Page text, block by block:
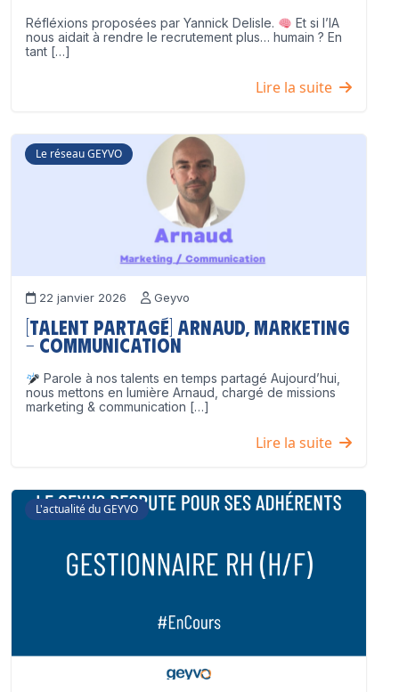
Réfléxions proposées par Yannick Delisle.
Et si l’IA
nous aidait à rendre le recrutement plus… humain ? En
tant […]
Lire la suite
Le réseau GEYVO
22 janvier 2026 Geyvo
[Talent partagé] Arnaud, Marketing
– Communication
Parole à nos talents en temps partagé Aujourd’hui,
nous mettons en lumière Arnaud, chargé de missions
marketing & communication […]
Lire la suite
L'actualité du GEYVO